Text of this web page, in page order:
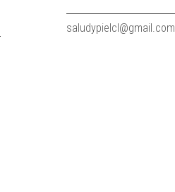
saludypielcl@gmail.com